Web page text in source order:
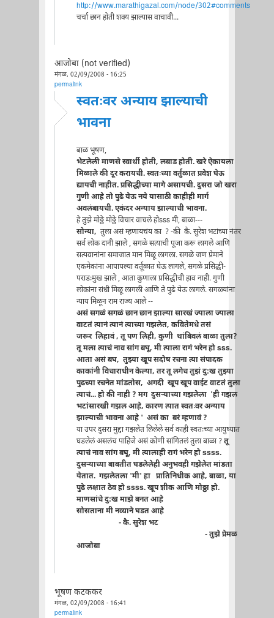
http://www.marathigazal.com/node/302#comments
चर्चा छान होती शक्य झाल्यास वाचावी...
आजोबा (not verified)
मंगळ, 02/09/2008 - 16:25
permalink
स्वतःवर अन्याय झाल्याची
भावना
बाळ भूषण,
भेटलेली माणसे स्वार्थी होती, लबाड होती. खरे ऐकायला
मिळाले की दूर करायची. स्वतःच्या वर्तुळात प्रवेश घेऊ
द्यायची नाहीत. प्रसिद्धीच्या मागे असायची. दुसरा जो खरा
गुणी आहे तो पुढे येऊ नये यासाठी काहीही मार्ग
अवलंबायची. एकंदर अन्याय झाल्याची भावना.
हे तुझे मोठ्ठे मोठ्ठे विचार वाचले होsss मी, बाळा---
सोन्या, तुला असं म्हणायचंय का ? -की कै. सुरेश भटांच्या नंतर
सर्व लोक दानी झाले , सगळे सत्याची पूजा करू लागले आणि
सत्यवानांना समाजात मान मिळू लागला. सगळे जण प्रेमाने
एकमेकांना आपापल्या वर्तूळात घेऊ लागले, सगळे प्रसिद्धी-
पराडःमुख झाले , आता कुणाला प्रसिद्धीची हाव नाही. गुणी
लोकांना संधी मिळू लागली आणि ते पुढे येऊ लागले. सगळ्यांना
न्याय मिळून राम राज्य आले --
असं सगळं सगळं छान छान झाल्या सारखं ज्याला ज्याला
वाटतं त्यानं त्यानं त्याच्या गझलेत, कवितेमधे तसं
जरूर लिहावं , तू पण लिही, कुणी थांबिवलं बाळा तुला?
तू मला त्याचं नाव सांग बघू, मी त्याला रागं भरेन हो sss.
आता असं बघ, तुझ्या खूप सदोष रचना त्या संपादक
काकांनी विचाराधीन केल्या, तर तू लगेच तुझं दु:ख तुझ्या
पुढच्या रचनेत मांडतोस, अगदी खूप खूप वाईट वाटतं तुला
त्याचं... हो की नाही ? मग दुसर्‍याच्या गझलेला 'ही गझल
भटांसारखी गझल आहे, कारण त्यात स्वतःवर अन्याय
झाल्याची भावना आहे ' असं का बरं म्हणावं ?
या उपर दुसरा मुद्दा गझलेत लिलेले सर्व काही स्वतःच्या आयुष्यात
घडलेलं असलंच पाहिजे असं कोणी सांगितलं तुला बाळा ?तू
त्याचं नाव सांग बघू, मी त्यालाही रागं भरेन हो ssss.
दुसर्‍याच्या बाबतीत घडलेलेही अनुभवही गझेलेत मांडता
येतात. गझलेतला 'मी' हा प्रातिनिधीक आहे, बाळा, या
पुढे लक्षात ठेव हो ssss. खूप शीक आणि मोठ्ठा हो.
माणसांचे दु:ख माझे बनत आहे
सोसताना मी नव्याने घडत आहे
- कै. सुरेश भट
-तुझे प्रेमळ
आजोबा
भूषण कटककर
मंगळ, 02/09/2008 - 16:41
permalink